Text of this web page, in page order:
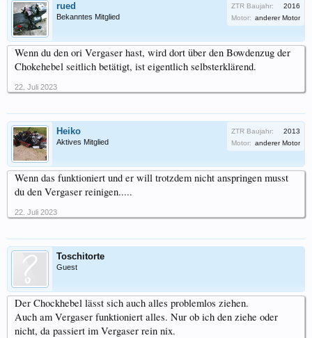
rued
Bekanntes Mitglied
ZTR Baujahr:
2016
Motor: anderer Motor
Wenn du den ori Vergaser hast, wird dort über den Bowdenzug der
Chokehebel seitlich betätigt, ist eigentlich selbsterklärend.
22. Juli 2023
Heiko
Aktives Mitglied
ZTR Baujahr:
2013
Motor: anderer Motor
Wenn das funktioniert und er will trotzdem nicht anspringen musst
du den Vergaser reinigen.....
22. Juli 2023
Toschitorte
Guest
Der Chockhebel lässt sich auch alles problemlos ziehen.
Auch am Vergaser funktioniert alles. Nur ob ich den ziehe oder
nicht, da passiert im Vergaser rein nix.